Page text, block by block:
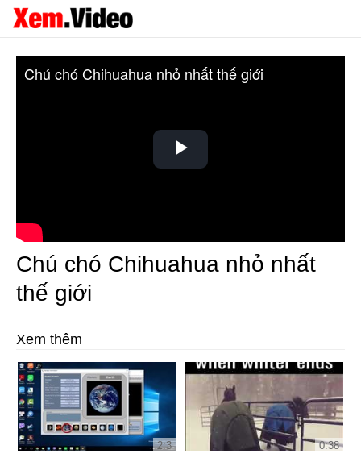
Play
Chú chó Chihuahua nhỏ nhất thế giới
Chú chó Chihuahua nhỏ nhất
thế giới
Xem thêm
2:3 0:38